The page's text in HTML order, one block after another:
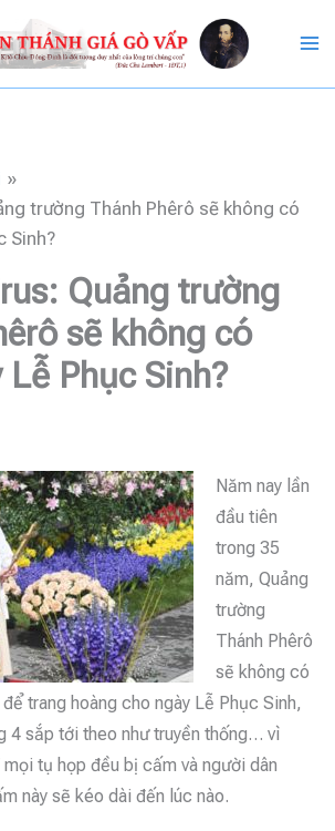
trường Thánh Phêrô sẽ không có
Sinh?
Quảng trường
sẽ không có
Lễ Phục Sinh?
Năm nay lần
đầu tiên
trong 35
năm, Quảng
trường
Thánh Phêrô
sẽ không có
trang hoàng cho ngày Lễ Phục Sinh,
4 sắp tới theo như truyền thống… vì
tụ họp đều bị cấm và người dân
này sẽ kéo dài đến lúc nào.